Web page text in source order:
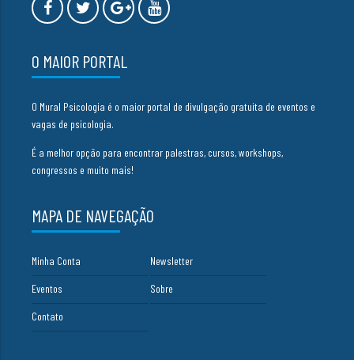
O MAIOR PORTAL
O Mural Psicologia é o maior portal de divulgação gratuita de eventos e
vagas de psicologia.
É a melhor opção para encontrar palestras, cursos, workshops,
congressos e muito mais!
MAPA DE NAVEGAÇÃO
Minha Conta Newsletter
Eventos Sobre
Contato